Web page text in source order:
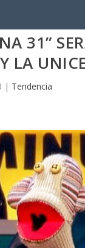
31”
LA
| Tendencia